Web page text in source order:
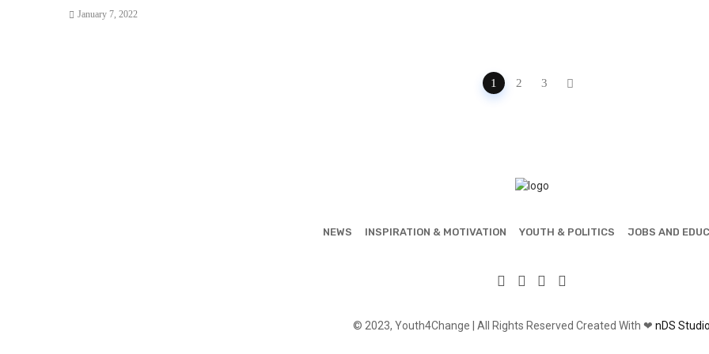
January 7, 2022
1 2 3
NEWS INSPIRATION & MOTIVATION YOUTH & POLITICS JOBS AND
© 2023, Youth4Change | All Rights Reserved Created With ❤ nDS Studio